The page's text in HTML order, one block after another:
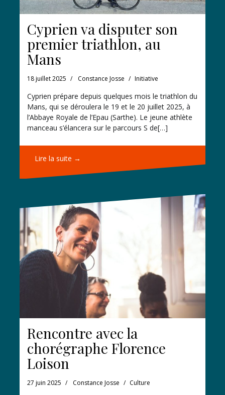
Cyprien va disputer son
premier triathlon, au
Mans
18 juillet 2025 Constance Josse Initiative
Cyprien prépare depuis quelques mois le triathlon du
Mans, qui se déroulera le 19 et le 20 juillet 2025, à
l’Abbaye Royale de l’Epau (Sarthe). Le jeune athlète
manceau s’élancera sur le parcours S de[…]
Lire la suite →
Rencontre avec la
chorégraphe Florence
Loison
27 juin 2025 Constance Josse Culture